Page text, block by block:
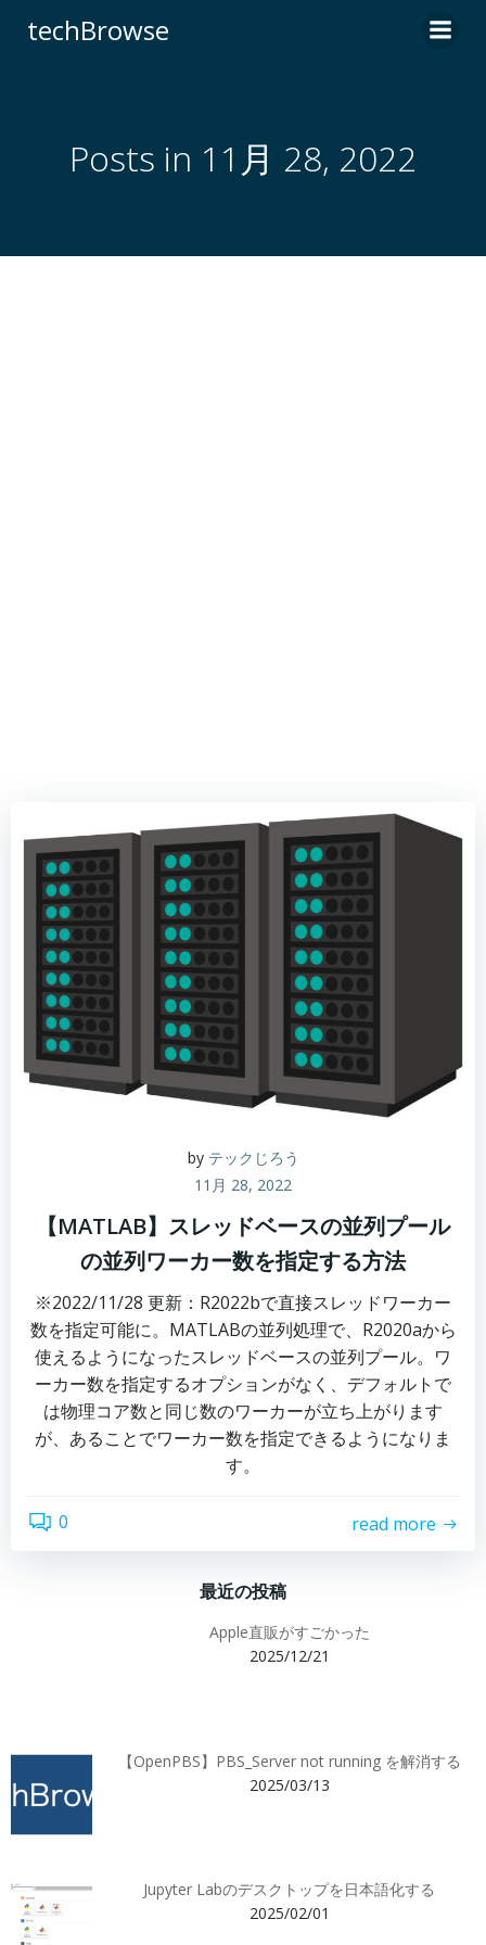
へ
ス
techBrowse
Posts in 11月 28, 2022
by テックじろう
11月 28, 2022
【MATLAB】スレッドベースの並列プール
の並列ワーカー数を指定する方法
※2022/11/28 更新：R2022bで直接スレッドワーカー
数を指定可能に。MATLABの並列処理で、R2020aから
使えるようになったスレッドベースの並列プール。ワ
ーカー数を指定するオプションがなく、デフォルトで
は物理コア数と同じ数のワーカーが立ち上がります
が、あることでワーカー数を指定できるようになりま
す。
0 read more
最近の投稿
Apple直販がすごかった
2025/12/21
【OpenPBS】PBS_Server not running を解消する
2025/03/13
Jupyter Labのデスクトップを日本語化する
2025/02/01